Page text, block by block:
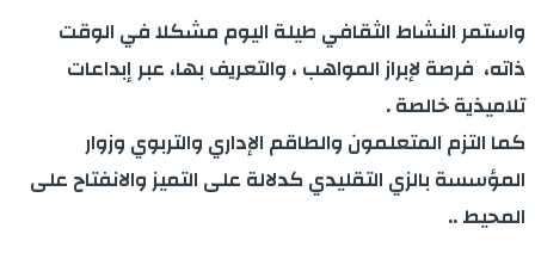
واستمر النشاط الثقافي طيلة اليوم مشكلا في الوقت
ذاته، فرصة لإبراز المواهب ، والتعريف بها، عبر إبداعات
تلاميذية خالصة .
كما التزم المتعلمون والطاقم الإداري والتربوي وزوار
المؤسسة بالزي التقليدي كدلالة على التميز والانفتاح على
المحيط ..